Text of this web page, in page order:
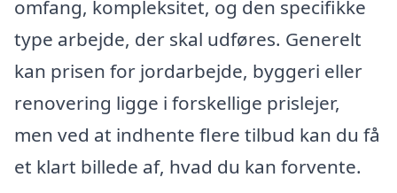
omfang, kompleksitet, og den specifikke
type arbejde, der skal udføres. Generelt
kan prisen for jordarbejde, byggeri eller
renovering ligge i forskellige prislejer,
men ved at indhente flere tilbud kan du få
et klart billede af, hvad du kan forvente.